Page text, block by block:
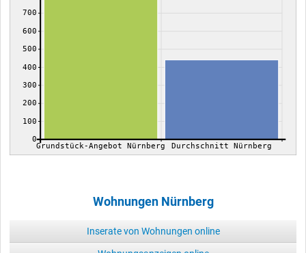
0
100
200
300
400
500
600
700
Grundstück-Angebot Nürnberg Durchschnitt Nürnberg
Wohnungen Nürnberg
Inserate von Wohnungen online